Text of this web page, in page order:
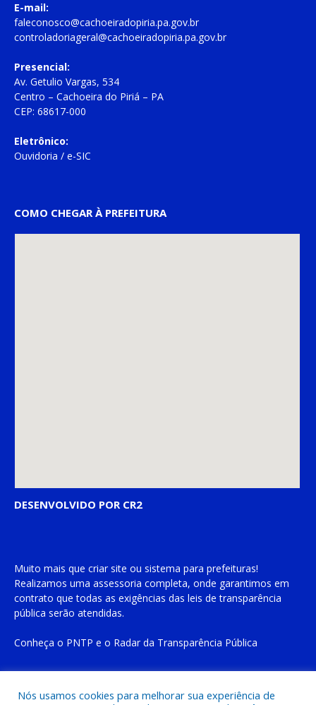
E-mail:
faleconosco@cachoeiradopiria.pa.gov.br
controladoriageral@cachoeiradopiria.pa.gov.br
Presencial:
Av. Getulio Vargas, 534
Centro – Cachoeira do Piriá – PA
CEP: 68617-000
Eletrônico:
Ouvidoria / e-SIC
COMO CHEGAR À PREFEITURA
DESENVOLVIDO POR CR2
Muito mais que criar site ou sistema para prefeituras!
Realizamos uma assessoria completa, onde garantimos em
contrato que todas as exigências das leis de transparência
pública serão atendidas.
Conheça o PNTP e o Radar da Transparência Pública
Nós usamos cookies para melhorar sua experiência de